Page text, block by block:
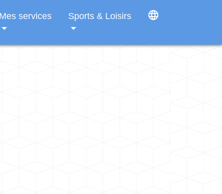
Mes services Sports & Loisirs language